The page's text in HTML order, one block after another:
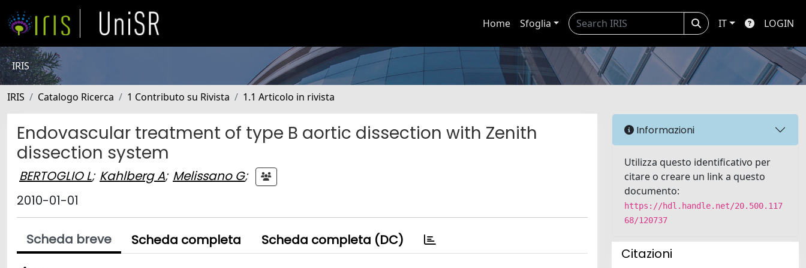
Home Sfoglia IT LOGIN
IRIS
IRIS Catalogo Ricerca 1 Contributo su Rivista 1.1 Articolo in rivista
Endovascular treatment of type B aortic dissection with Zenith
dissection system
BERTOGLIO L; Kahlberg A; Melissano G;
2010-01-01
Scheda breve Scheda completa Scheda completa (DC)
Informazioni
Utilizza questo identificativo per
citare o creare un link a questo
documento:
https://hdl.handle.net/20.500.117
68/120737
Citazioni